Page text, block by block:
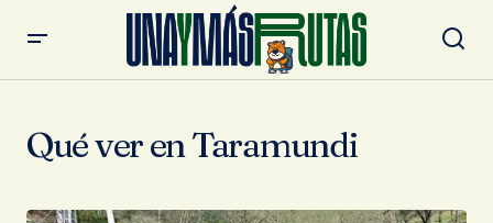
Qué ver en Taramundi